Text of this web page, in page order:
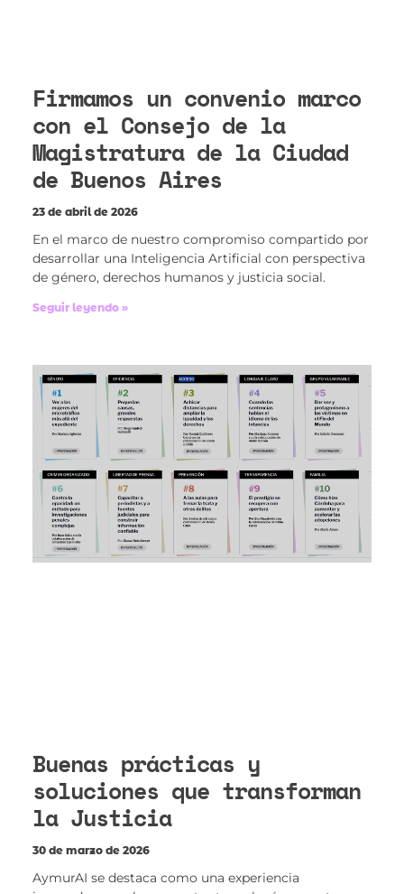
Firmamos un convenio marco
con el Consejo de la
Magistratura de la Ciudad
de Buenos Aires
23 de abril de 2026
En el marco de nuestro compromiso compartido por
desarrollar una Inteligencia Artificial con perspectiva
de género, derechos humanos y justicia social.
Seguir leyendo »
Buenas prácticas y
soluciones que transforman
la Justicia
30 de marzo de 2026
AymurAI se destaca como una experiencia